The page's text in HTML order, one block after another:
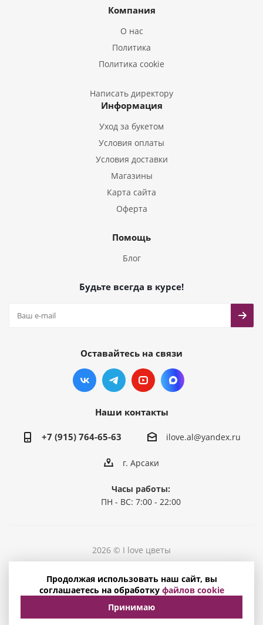
Букеты из Ирисов
Букеты из Эустом
Букеты из Гладиолусов
Букеты из Тюльпанов
Компания
О нас
Политика
Политика cookie
Написать директору
Информация
Уход за букетом
Условия оплаты
Условия доставки
Магазины
Карта сайта
Оферта
Помощь
Блог
Будьте всегда в курсе!
Оставайтесь на связи
Наши контакты
+7 (915) 764-65-63 ilove.al@yandex.ru
г. Арсаки
Часы работы:
ПН - ВС: 7:00 - 22:00
2026 © I love цветы
Политика конфиденциальности
Соглашение на обработку персональных данных
Продолжая использовать наш сайт, вы
соглашаетесь на обработку файлов cookie
Принимаю